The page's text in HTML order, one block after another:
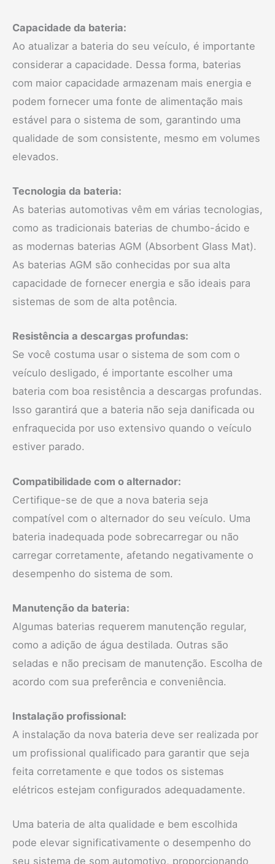
Capacidade da bateria:
Ao atualizar a bateria do seu veículo, é importante
considerar a capacidade. Dessa forma, baterias
com maior capacidade armazenam mais energia e
podem fornecer uma fonte de alimentação mais
estável para o sistema de som, garantindo uma
qualidade de som consistente, mesmo em volumes
elevados.
Tecnologia da bateria:
As baterias automotivas vêm em várias tecnologias,
como as tradicionais baterias de chumbo-ácido e
as modernas baterias AGM (Absorbent Glass Mat).
As baterias AGM são conhecidas por sua alta
capacidade de fornecer energia e são ideais para
sistemas de som de alta potência.
Resistência a descargas profundas:
Se você costuma usar o sistema de som com o
veículo desligado, é importante escolher uma
bateria com boa resistência a descargas profundas.
Isso garantirá que a bateria não seja danificada ou
enfraquecida por uso extensivo quando o veículo
estiver parado.
Compatibilidade com o alternador:
Certifique-se de que a nova bateria seja
compatível com o alternador do seu veículo. Uma
bateria inadequada pode sobrecarregar ou não
carregar corretamente, afetando negativamente o
desempenho do sistema de som.
Manutenção da bateria:
Algumas baterias requerem manutenção regular,
como a adição de água destilada. Outras são
seladas e não precisam de manutenção. Escolha de
acordo com sua preferência e conveniência.
Instalação profissional:
A instalação da nova bateria deve ser realizada por
um profissional qualificado para garantir que seja
feita corretamente e que todos os sistemas
elétricos estejam configurados adequadamente.
Uma bateria de alta qualidade e bem escolhida
pode elevar significativamente o desempenho do
seu sistema de som automotivo, proporcionando